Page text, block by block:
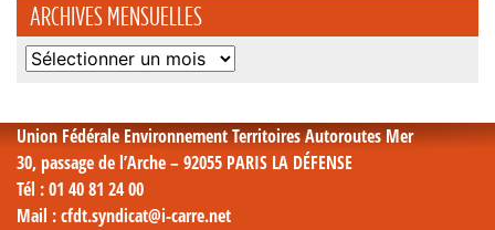
ARCHIVES MENSUELLES
Archives
Union Fédérale Environnement Territoires Autoroutes Mer
30, passage de l’Arche – 92055 PARIS LA DÉFENSE
Tél : 01 40 81 24 00
Mail : cfdt.syndicat@i-carre.net